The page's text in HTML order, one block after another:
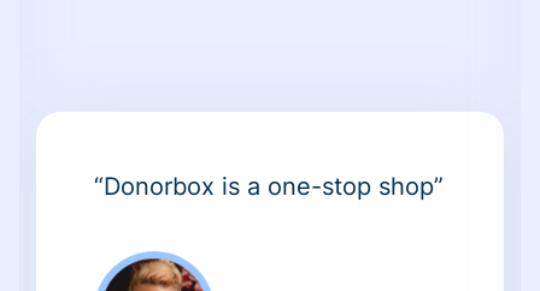
“Donorbox is a one-stop shop”